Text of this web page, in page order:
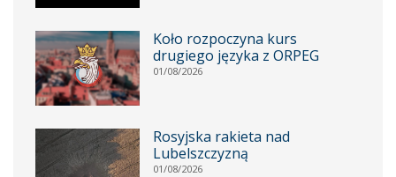
Koło rozpoczyna kurs
drugiego języka z ORPEG
01/08/2026
Rosyjska rakieta nad
Lubelszczyzną
01/08/2026